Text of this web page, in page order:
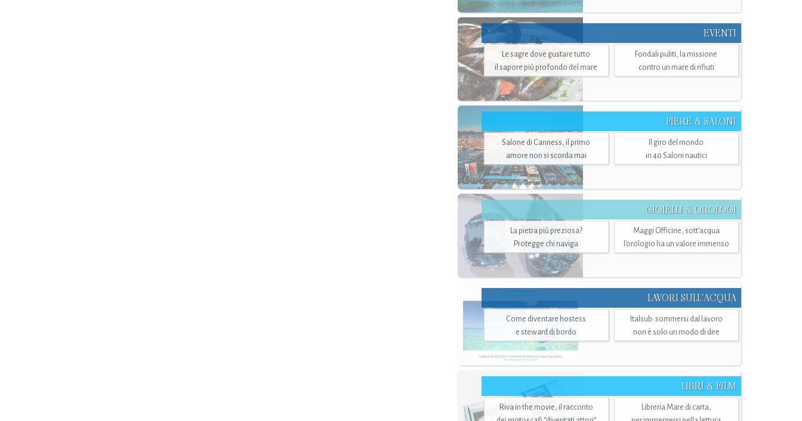
EVENTI
Le sagre dove gustare tutto
il sapore più profondo del mare
Fondali puliti, la missione
contro un mare di rifiuti
FIERE & SALONI
Salone di Canness, il primo
amore non si scorda mai
Il giro del mondo
in 40 Saloni nautici
GIOIELLI & OROLOGI
La pietra più preziosa?
Protegge chi naviga
Maggi Officine, sott’acqua
l'orologio ha un valore immenso
LAVORI SULL’ACQUA
Come diventare hostess
e steward di bordo
Italsub: sommersi dal lavoro
non è solo un modo di dire
LIBRI & FILM
Riva in the movie, il racconto
Libreria Mare di carta,